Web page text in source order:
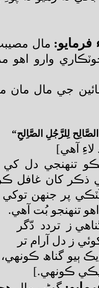
مال
وارو اهو
جي مال مان
لِلرَّجُلِ الصَّاِلحِ“
آهي]
تنهنجي دل کي
ذڪر کان غافل
پر جنهن توکي
تنهنجو بُت آهي.
ز تردد دّگر
ز دل آرام تر
ٻيو گناھ
ڪونهي.]